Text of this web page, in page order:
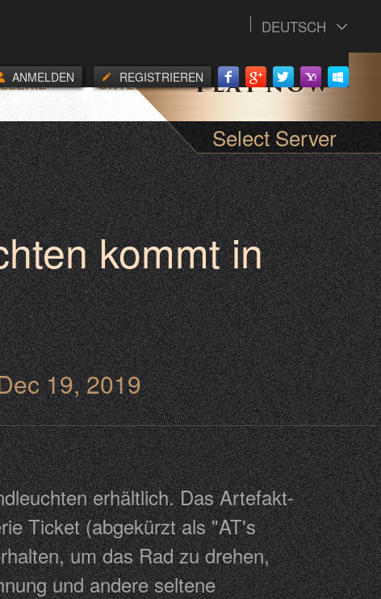
DEUTSCH
REGISTRIEREN
ANMELDEN UNTERSTUETZUNG
Select Server
kommt in
19, 2019
erhältlich. Das Artefakt-
Ticket (abgekürzt als "AT's
um das Rad zu drehen,
und andere seltene